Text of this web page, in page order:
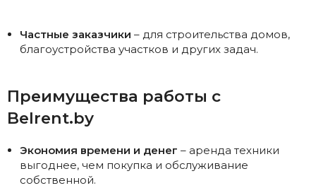
Частные заказчики – для строительства домов,
благоустройства участков и других задач.
Преимущества работы с
Belrent.by
Экономия времени и денег – аренда техники
выгоднее, чем покупка и обслуживание
собственной.